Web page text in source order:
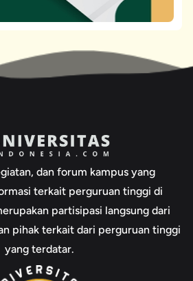
dan forum kampus yang
terkait perguruan tinggi di
partisipasi langsung dari
pihak terkait dari perguruan tinggi
yang terdatar.